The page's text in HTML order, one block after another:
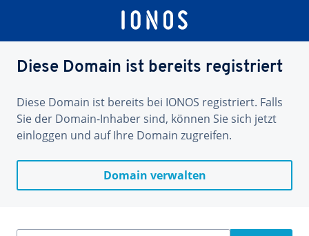
Diese Domain ist bereits registriert
Diese Domain ist bereits bei IONOS registriert. Falls
Sie der Domain-Inhaber sind, können Sie sich jetzt
einloggen und auf Ihre Domain zugreifen.
Domain verwalten